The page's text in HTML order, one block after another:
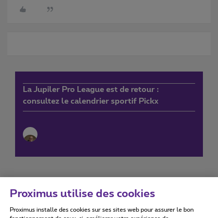
La Jupiler Pro League est de retour :
consultez le calendrier sportif Pickx
Conditions d'utilisation Accessibility statement
Proximus utilise des cookies
Proximus installe des cookies sur ses sites web pour assurer le bon